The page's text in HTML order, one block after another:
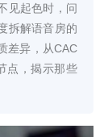
见起色时，问
拆解语音房的
差异，从CAC
点，揭示那些